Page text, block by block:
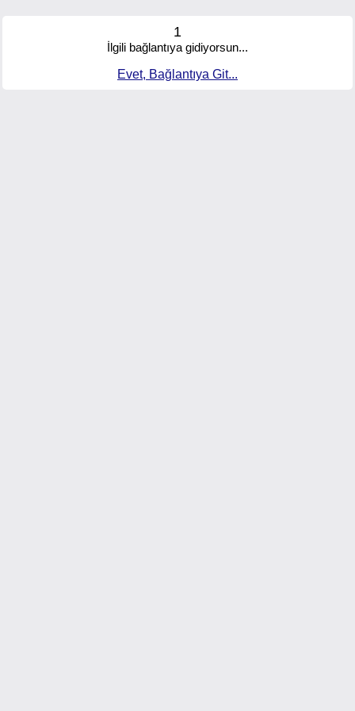
1
İlgili bağlantıya gidiyorsun...
Evet, Bağlantıya Git...